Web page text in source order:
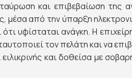
και επιβεβαίωση της
μέσα από την ύπαρξη
υφίσταται ανάγκη. Η
τον πελάτη και να
και δοθείσα με